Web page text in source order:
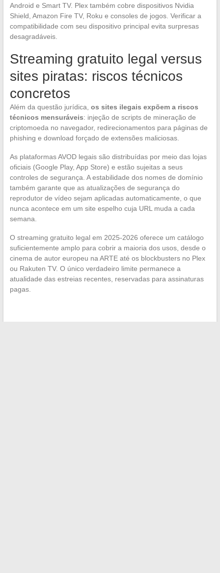
Android e Smart TV. Plex também cobre dispositivos Nvidia
Shield, Amazon Fire TV, Roku e consoles de jogos. Verificar a
compatibilidade com seu dispositivo principal evita surpresas
desagradáveis.
Streaming gratuito legal versus
sites piratas: riscos técnicos
concretos
Além da questão jurídica, os sites ilegais expõem a riscos
técnicos mensuráveis: injeção de scripts de mineração de
criptomoeda no navegador, redirecionamentos para páginas de
phishing e download forçado de extensões maliciosas.
As plataformas AVOD legais são distribuídas por meio das lojas
oficiais (Google Play, App Store) e estão sujeitas a seus
controles de segurança. A estabilidade dos nomes de domínio
também garante que as atualizações de segurança do
reprodutor de vídeo sejam aplicadas automaticamente, o que
nunca acontece em um site espelho cuja URL muda a cada
semana.
O streaming gratuito legal em 2025-2026 oferece um catálogo
suficientemente amplo para cobrir a maioria dos usos, desde o
cinema de autor europeu na ARTE até os blockbusters no Plex
ou Rakuten TV. O único verdadeiro limite permanece a
atualidade das estreias recentes, reservadas para assinaturas
pagas.